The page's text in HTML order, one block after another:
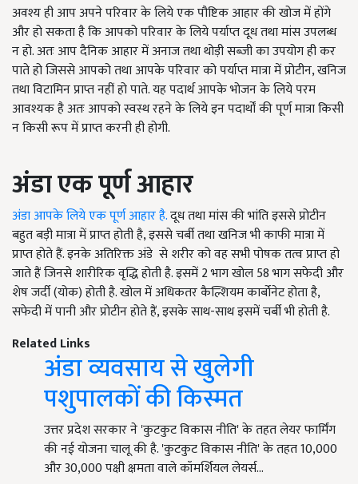
अवश्य ही आप अपने परिवार के लिये एक पौष्टिक आहार की खोज में होंगे
और हो सकता है कि आपको परिवार के लिये पर्याप्त दूध तथा मांस उपलब्ध
न हो. अतः आप दैनिक आहार में अनाज तथा थोड़ी सब्जी का उपयोग ही कर
पाते हो जिससे आपको तथा आपके परिवार को पर्याप्त मात्रा में प्रोटीन, खनिज
तथा विटामिन प्राप्त नहीं हो पाते. यह पदार्थ आपके भोजन के लिये परम
आवश्यक है अतः आपको स्वस्थ रहने के लिये इन पदार्थों की पूर्ण मात्रा किसी
न किसी रूप में प्राप्त करनी ही होगी.
अंडा एक पूर्ण आहार
अंडा आपके लिये एक पूर्ण आहार है.दूध तथा मांस की भांति इससे प्रोटीन
बहुत बड़ी मात्रा में प्राप्त होती है, इससे चर्बी तथा खनिज भी काफी मात्रा में
प्राप्त होते हैं. इनके अतिरिक्त अंडे से शरीर को वह सभी पोषक तत्व प्राप्त हो
जाते हैं जिनसे शारीरिक वृद्धि होती है. इसमें 2 भाग खोल 58 भाग सफेदी और
शेष जर्दी (योक) होती है. खोल में अधिकतर कैल्शियम कार्बोनेट होता है,
सफेदी में पानी और प्रोटीन होते हैं, इसके साथ-साथ इसमें चर्बी भी होती है.
Related Links
अंडा व्यवसाय से खुलेगी
पशुपालकों की किस्मत
उत्तर प्रदेश सरकार ने 'कुटकुट विकास नीति' के तहत लेयर फार्मिंग
की नई योजना चालू की है. 'कुटकुट विकास नीति' के तहत 10,000
और 30,000 पक्षी क्षमता वाले कॉमर्शियल लेयर्स…